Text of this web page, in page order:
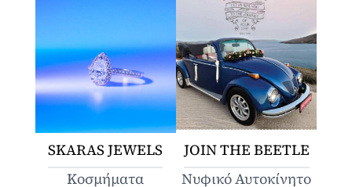
SKARAS JEWELS
Κοσμήματα
JOIN THE BEETLE
Νυφικό Αυτοκίνητο